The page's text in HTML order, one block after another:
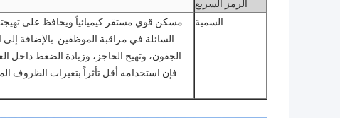
الرمز السريع
السمية
مسكن قوي مستقر كيميائياً ويحافظ على
السائلة في مراقبة الموظفين. بالإضافة إلى
الجفون، وتهيج الحاجز، وزيادة الضغط داخل
فإن استخدامه أقل تأثراً بتغيرات الظروف